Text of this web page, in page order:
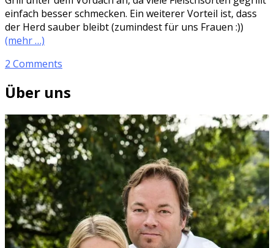
einfach besser schmecken. Ein weiterer Vorteil ist, dass
der Herd sauber bleibt (zumindest für uns Frauen :))
(mehr …)
2 Comments
Über uns